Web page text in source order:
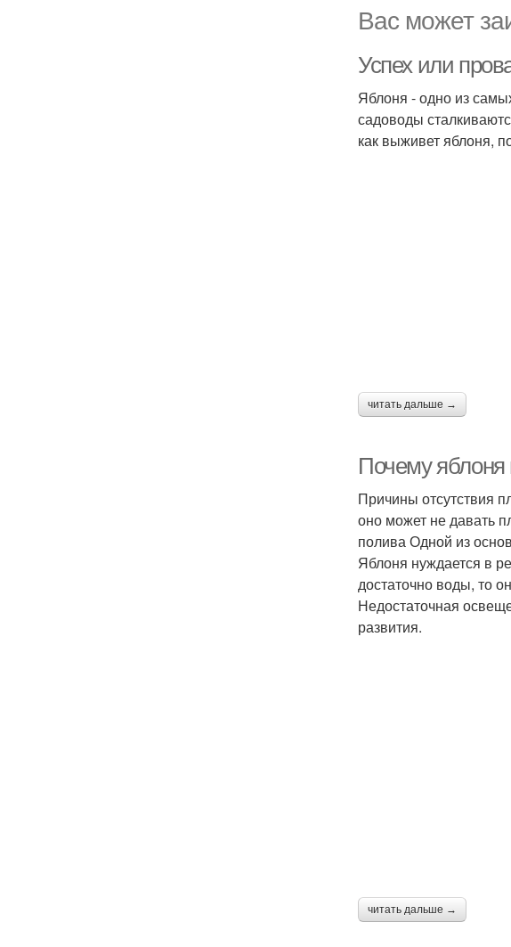
Вас может
Успех или
Яблоня - одно из
садоводы
как выживет яблоня,
читать дальше →
Почему яблоня
Причины отсутствия
оно может не давать
полива Одной из
Яблоня нуждается в
достаточно воды, то
Недостаточная
развития.
читать дальше →